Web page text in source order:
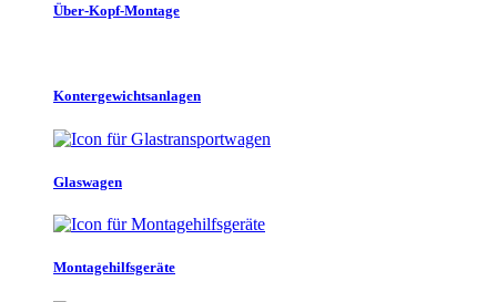
Über-Kopf-Montage
Kontergewichtsanlagen
Glaswagen
Montagehilfsgeräte